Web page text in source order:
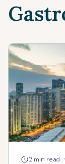
2 min read •